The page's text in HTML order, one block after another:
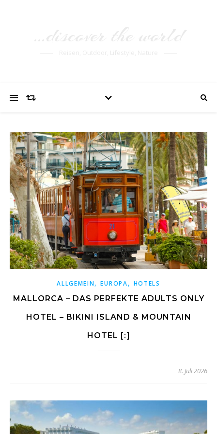
ALLGEMEIN,EUROPA, HOTELS
MALLORCA – DAS PERFEKTE ADULTS ONLY
HOTEL – BIKINI ISLAND & MOUNTAIN
HOTEL [:]
8. Juli 2026